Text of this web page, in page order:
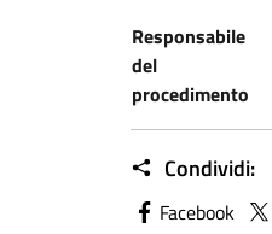
Responsabile
del
procedimento
Condividi:
Facebook